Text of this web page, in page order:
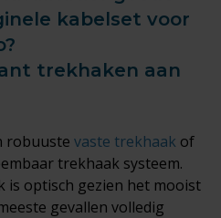
kabelset voor
trekhaken aan
robuuste vaste trekhaak of
trekhaak systeem.
is optisch gezien het mooist
gevallen volledig